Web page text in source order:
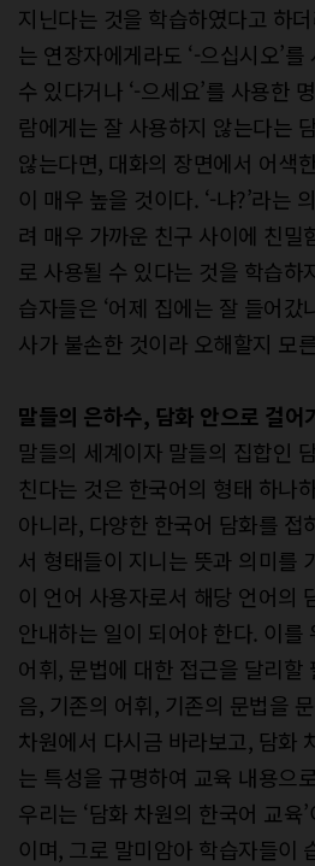
지닌다는 것을 학습하였다고 하
는 연장자에게라도 ‘-으십시오’
수 있다거나 ‘-으세요’를 사용한
람에게는 잘 사용하지 않는다는
않는다면, 대화의 장면에서 어색
이 매우 높을 것이다. ‘-냐?’라는
려 매우 가까운 친구 사이에 친밀
로 사용될 수 있다는 것을 학습하
습자들은 ‘어제 집에는 잘 들어갔
사가 불손한 것이라 오해할지 모
말들의 은하수, 담화 안으로 걸어
말들의 세계이자 말들의 집합인
친다는 것은 한국어의 형태 하나
아니라, 다양한 한국어 담화를 접
서 형태들이 지니는 뜻과 의미를
이 언어 사용자로서 해당 언어의
안내하는 일이 되어야 한다. 이를
어휘, 문법에 대한 접근을 달리할
음, 기존의 어휘, 기존의 문법을
차원에서 다시금 바라보고, 담화
는 특성을 규명하여 교육 내용으
우리는 ‘담화 차원의 한국어 교육
이며, 그로 말미암아 학습자들이